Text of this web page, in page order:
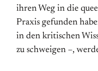
ihren Weg in die
Praxis gefunden
in den kritischen
zu schweigen –,